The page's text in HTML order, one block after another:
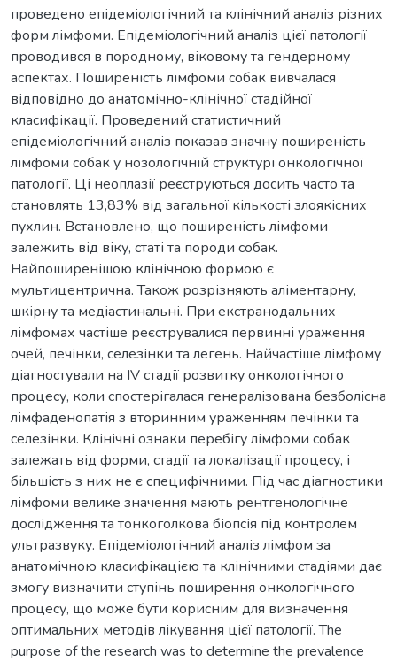
проведено епідеміологічний та клінічний аналіз різних
форм лімфоми. Епідеміологічний аналіз цієї патології
проводився в породному, віковому та гендерному
аспектах. Поширеність лімфоми собак вивчалася
відповідно до анатомічно-клінічної стадійної
класифікації. Проведений статистичний
епідеміологічний аналіз показав значну поширеність
лімфоми собак у нозологічній структурі онкологічної
патології. Ці неоплазії реєструються досить часто та
становлять 13,83% від загальної кількості злоякісних
пухлин. Встановлено, що поширеність лімфоми
залежить від віку, статі та породи собак.
Найпоширенішою клінічною формою є
мультицентрична. Також розрізняють аліментарну,
шкірну та медіастинальні. При екстранодальних
лімфомах частіше реєструвалися первинні ураження
очей, печінки, селезінки та легень. Найчастіше лімфому
діагностували на IV стадії розвитку онкологічного
процесу, коли спостерігалася генералізована безболісна
лімфаденопатія з вторинним ураженням печінки та
селезінки. Клінічні ознаки перебігу лімфоми собак
залежать від форми, стадії та локалізації процесу, і
більшість з них не є специфічними. Під час діагностики
лімфоми велике значення мають рентгенологічне
дослідження та тонкоголкова біопсія під контролем
ультразвуку. Епідеміологічний аналіз лімфом за
анатомічною класифікацією та клінічними стадіями дає
змогу визначити ступінь поширення онкологічного
процесу, що може бути корисним для визначення
оптимальних методів лікування цієї патології. The
purpose of the research was to determine the prevalence